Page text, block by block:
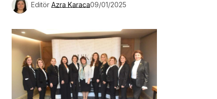
Editör Azra Karaca09/01/2025